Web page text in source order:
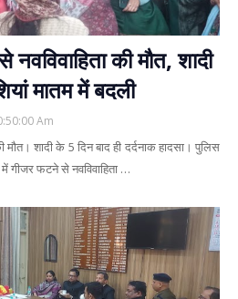
की मौत, शादी
मातम में बदली
Am
शादी के 5 दिन बाद ही दर्दनाक हादसा। पुलिस
गीजर फटने से नवविवाहिता …